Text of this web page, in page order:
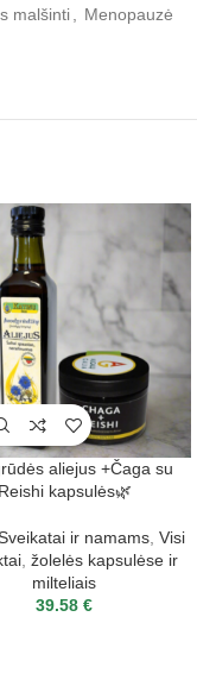
malšinti Menopauzė
aliejus +Čaga su
Reishi kapsulės🌿
ir namams, Visi
, žolelės kapsulėse ir
milteliais
39.58 €